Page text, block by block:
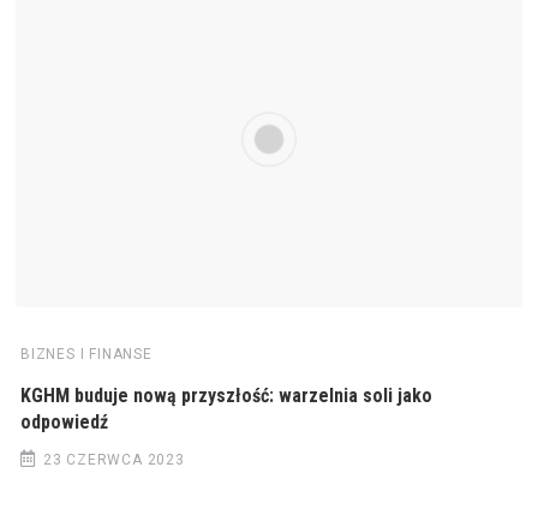
BIZNES I FINANSE
KGHM buduje nową przyszłość: warzelnia soli jako
odpowiedź
23 CZERWCA 2023